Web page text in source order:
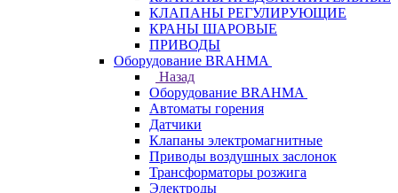
КЛАПАНЫ РЕГУЛИРУЮЩИЕ
КРАНЫ ШАРОВЫЕ
ПРИВОДЫ
Оборудование BRAHMA
Назад
Оборудование BRAHMA
Автоматы горения
Датчики
Клапаны электромагнитные
Приводы воздушных заслонок
Трансформаторы розжига
Электроды